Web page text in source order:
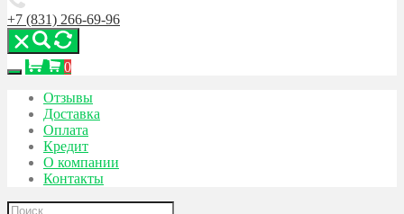
+7 (831) 266-69-96
0
Отзывы
Доставка
Оплата
Кредит
О компании
Контакты